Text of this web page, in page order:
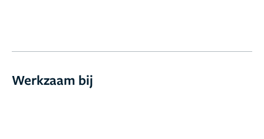
Werkzaam bij